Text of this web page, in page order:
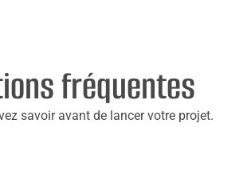
fréquentes
savoir avant de lancer votre projet.